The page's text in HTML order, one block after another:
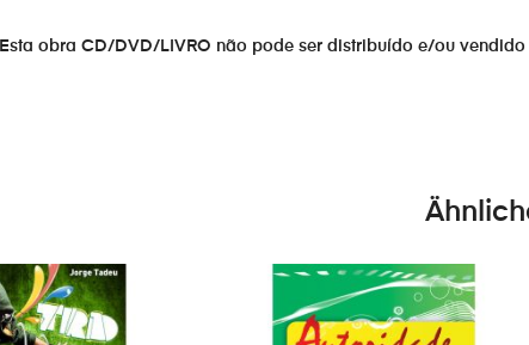
Esta obra CD/DVD/LIVRO não pode ser distribuído e/ou